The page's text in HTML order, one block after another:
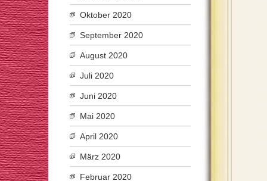
Oktober 2020
September 2020
August 2020
Juli 2020
Juni 2020
Mai 2020
April 2020
März 2020
Februar 2020